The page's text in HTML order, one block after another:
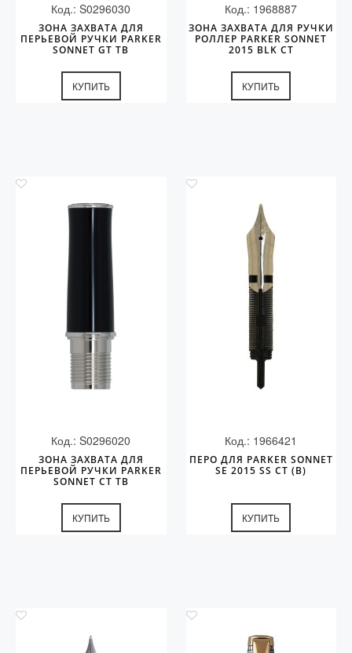
Код.: S0296030
ЗОНА ЗАХВАТА ДЛЯ
ПЕРЬЕВОЙ РУЧКИ PARKER
SONNET GT TB
КУПИТЬ
Код.: 1968887
ЗОНА ЗАХВАТА ДЛЯ РУЧКИ
РОЛЛЕР PARKER SONNET
2015 BLK СT
КУПИТЬ
Код.: S0296020
ЗОНА ЗАХВАТА ДЛЯ
ПЕРЬЕВОЙ РУЧКИ PARKER
SONNET CT TB
КУПИТЬ
Код.: 1966421
ПЕРО ДЛЯ PARKER SONNET
SE 2015 SS CT (B)
КУПИТЬ